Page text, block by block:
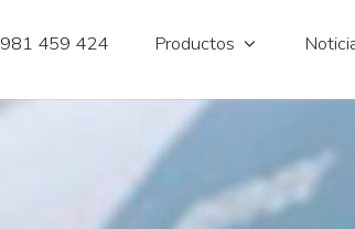
Productos
981 459 424